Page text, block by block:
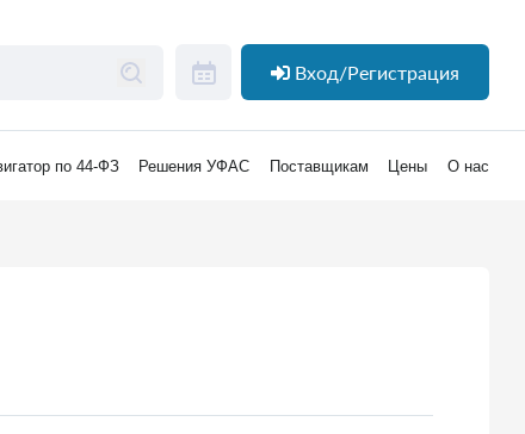
Вход/Регистрация
по 44-ФЗ Решения УФАС Поставщикам Цены О нас